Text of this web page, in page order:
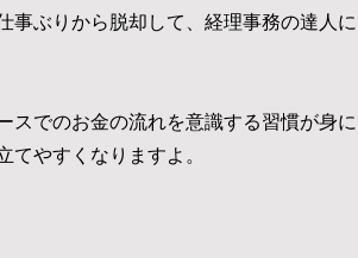
事ぶりから脱却して、 経理事務の達人に
スでのお金の流れを意識する習慣が身に
てやすくなりますよ。